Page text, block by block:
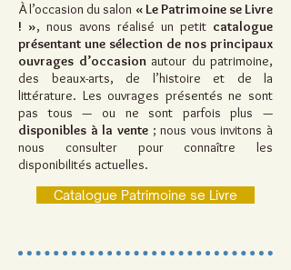
À l’occasion du salon « Le Patrimoine se Livre
! », nous avons réalisé un petit catalogue
présentant une sélection de nos principaux
ouvrages d’occasionautour du patrimoine,
des beaux-arts, de l’histoire et de la
littérature. Les ouvrages présentés ne sont
pas tous — ou ne sont parfois plus —
disponibles à la vente; nous vous invitons à
nous consulter pour connaître les
disponibilités actuelles.
Catalogue Patrimoine se Livre